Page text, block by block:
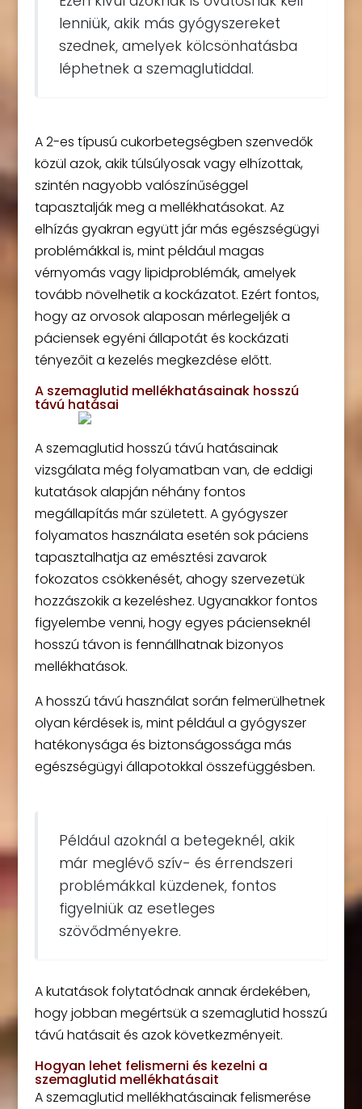
lenniük, akik más gyógyszereket
szednek, amelyek kölcsönhatásba
léphetnek a szemaglutiddal.
A 2-es típusú cukorbetegségben szenvedők
közül azok, akik túlsúlyosak vagy elhízottak,
szintén nagyobb valószínűséggel
tapasztalják meg a mellékhatásokat. Az
elhízás gyakran együtt jár más egészségügyi
problémákkal is, mint például magas
vérnyomás vagy lipidproblémák, amelyek
tovább növelhetik a kockázatot. Ezért fontos,
hogy az orvosok alaposan mérlegeljék a
páciensek egyéni állapotát és kockázati
tényezőit a kezelés megkezdése előtt.
A szemaglutid mellékhatásainak hosszú
távú hatásai
A szemaglutid hosszú távú hatásainak
vizsgálata még folyamatban van, de eddigi
kutatások alapján néhány fontos
megállapítás már született. A gyógyszer
folyamatos használata esetén sok páciens
tapasztalhatja az emésztési zavarok
fokozatos csökkenését, ahogy szervezetük
hozzászokik a kezeléshez. Ugyanakkor fontos
figyelembe venni, hogy egyes pácienseknél
hosszú távon is fennállhatnak bizonyos
mellékhatások.
A hosszú távú használat során felmerülhetnek
olyan kérdések is, mint például a gyógyszer
hatékonysága és biztonságossága más
egészségügyi állapotokkal összefüggésben.
Például azoknál a betegeknél, akik
már meglévő szív- és érrendszeri
problémákkal küzdenek, fontos
figyelniük az esetleges
szövődményekre.
A kutatások folytatódnak annak érdekében,
hogy jobban megértsük a szemaglutid hosszú
távú hatásait és azok következményeit.
Hogyan lehet felismerni és kezelni a
szemaglutid mellékhatásait
A szemaglutid mellékhatásainak felismerése